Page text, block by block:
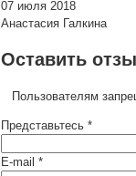
07 июля 2018
Анастасия Галкина
Оставить
Пользователям
Представьтесь *
E-mail *